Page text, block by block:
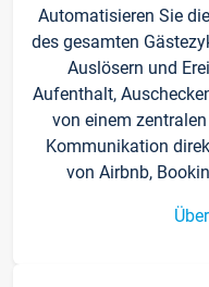
Automatisieren Sie
des gesamten
Auslösern und
Aufenthalt,
von einem
Kommunikation
von Airbnb,